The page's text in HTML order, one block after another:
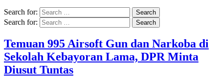
Search for:
Search for:
Temuan 995 Airsoft Gun dan Narkoba di
Sekolah Kebayoran Lama, DPR Minta
Diusut Tuntas